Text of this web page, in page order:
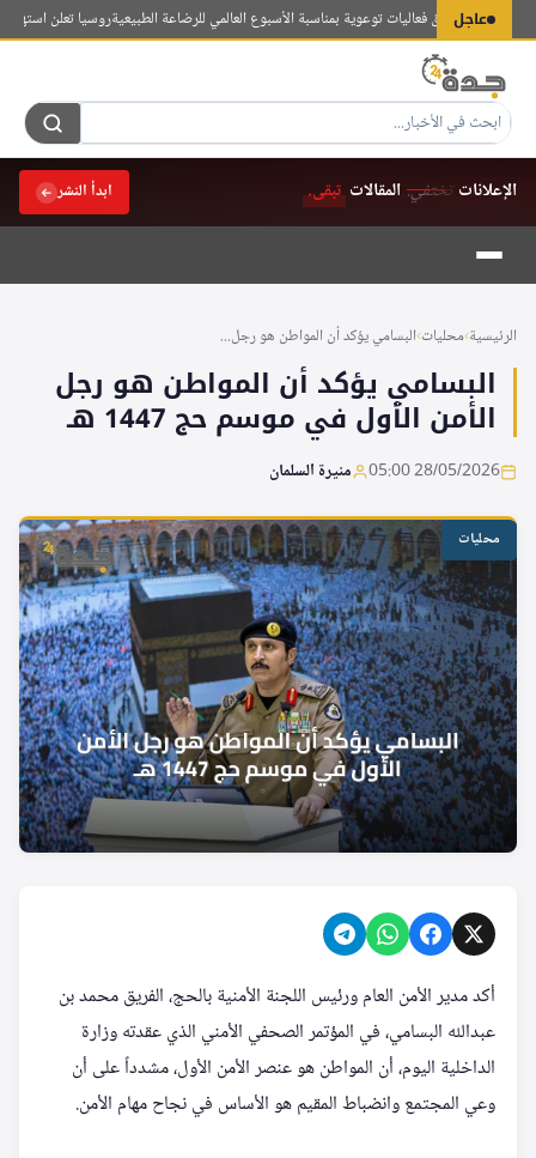
عاجل
الداخلية تُطلق فعاليات توعوية بمناسبة الأسبوع العالمي للرضاعة الطبيعيةروسيا تعلن استهداف
الإعلانات تختفي.المقالات تبقى. ابدأ النشر
التجاوز
المحتوى
الرئيسية›محليات›البسامي يؤكد أن المواطن هو رجل...
البسامي يؤكد أن المواطن هو رجل
الأمن الأول في موسم حج 1447 هـ
28/05/2026 05:00 منيرة السلمان
محليات
أكد مدير الأمن العام ورئيس اللجنة الأمنية بالحج، الفريق محمد بن
عبدالله البسامي، في المؤتمر الصحفي الأمني الذي عقدته وزارة
الداخلية اليوم، أن المواطن هو عنصر الأمن الأول، مشدداً على أن
وعي المجتمع وانضباط المقيم هو الأساس في نجاح مهام الأمن.